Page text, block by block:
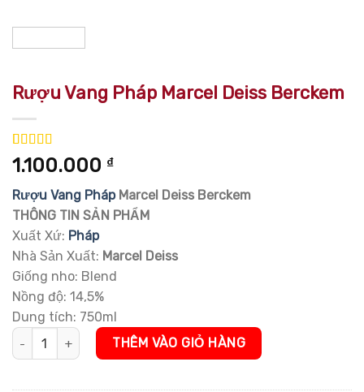
Rượu Vang Pháp Marcel Deiss Berckem
5.00trên 5
dựa trên
1
1.100.000 ₫
Rượu Vang PhápMarcel Deiss Berckem
THÔNG TIN SẢN PHẨM
Xuất Xứ: Pháp
Nhà Sản Xuất: Marcel Deiss
Giống nho: Blend
Nồng độ: 14,5%
Dung tích: 750ml
Rượu Vang Pháp Marcel Deiss Berckem số lượng
THÊM VÀO GIỎ HÀNG